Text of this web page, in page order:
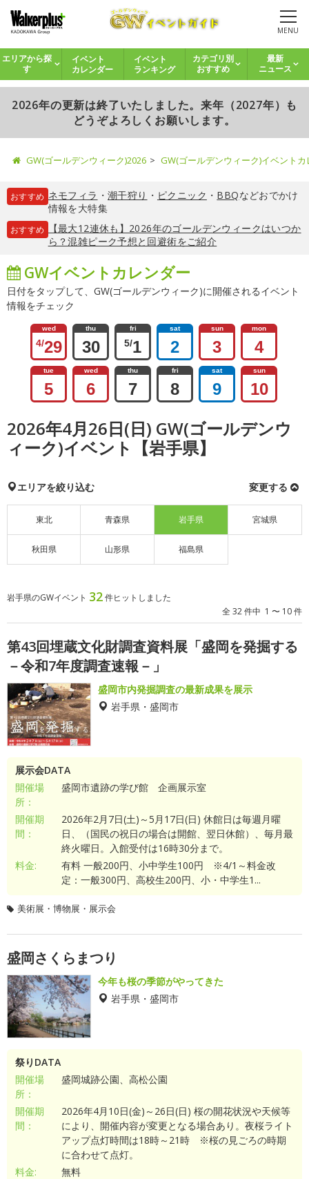
MENU
エリアから探
す
イベント
カレンダー
イベント
ランキング
カテゴリ別
おすすめ
最新
ニュース
2026年の更新は終了いたしました。来年（2027年）も
どうぞよろしくお願いします。
GW(ゴールデンウィーク)2026 GW(ゴールデンウィーク)イベント
おすすめ ネモフィラ ・ 潮干狩り ・ ピクニック ・ BBQなどおでかけ
情報を大特集
おすすめ
【最大12連休も】2026年のゴールデンウィークはいつか
ら？混雑ピーク予想と回避術をご紹介
GWイベントカレンダー
日付をタップして、GW(ゴールデンウィーク)に開催されるイベント
情報をチェック
wed
4/29
thu
30
fri
5/1
sat
2
sun
3
mon
4
tue
5
wed
6
thu
7
fri
8
sat
9
sun
10
2026年4月26日(日) GW(ゴールデンウ
ィーク)イベント【岩手県】
エリアを絞り込む 変更する
東北 青森県 岩手県 宮城県
秋田県 山形県 福島県
岩手県のGWイベント 32件ヒットしました
全 32 件中 1 〜 10 件
第43回埋蔵文化財調査資料展「盛岡を発掘する
－令和7年度調査速報－」
盛岡市内発掘調査の最新成果を展示
岩手県・盛岡市
展示会DATA
開催場
所：
盛岡市遺跡の学び館 企画展示室
開催期
間：
2026年2月7日(土)～5月17日(日) 休館日は毎週月曜
日、（国民の祝日の場合は開館、翌日休館）、毎月最
終火曜日。入館受付は16時30分まで。
料金:
有料 一般200円、小中学生100円 ※4/1～料金改
定：一般300円、高校生200円、小・中学生1...
美術展・博物展・展示会
盛岡さくらまつり
今年も桜の季節がやってきた
岩手県・盛岡市
祭りDATA
開催場
所：
盛岡城跡公園、高松公園
開催期
間：
2026年4月10日(金)～26日(日) 桜の開花状況や天候等
により、開催内容が変更となる場合あり。夜桜ライト
アップ点灯時間は18時～21時 ※桜の見ごろの時期
に合わせて点灯。
料金:
無料